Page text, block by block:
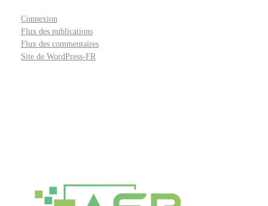
Connexion
Flux des publications
Flux des commentaires
Site de WordPress-FR